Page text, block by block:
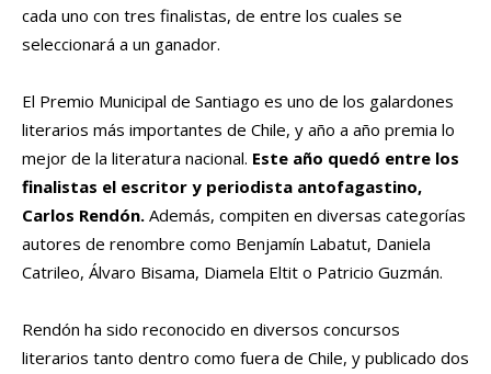
cada uno con tres finalistas, de entre los cuales se
seleccionará a un ganador.
El Premio Municipal de Santiago es uno de los galardones
literarios más importantes de Chile, y año a año premia lo
mejor de la literatura nacional. Este año quedó entre los
finalistas el escritor y periodista antofagastino,
Carlos Rendón. Además, compiten en diversas categorías
autores de renombre como Benjamín Labatut, Daniela
Catrileo, Álvaro Bisama, Diamela Eltit o Patricio Guzmán.
Rendón ha sido reconocido en diversos concursos
literarios tanto dentro como fuera de Chile, y publicado dos